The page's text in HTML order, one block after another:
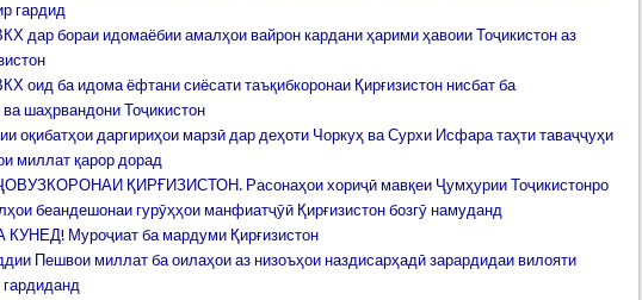
гардид
дар бораи идомаёбии амалҳои вайрон кардани ҳарими ҳавоии Тоҷикистон аз
оид ба идома ёфтани сиёсати таъқибкоронаи Қирғизистон нисбат ба
ва шаҳрвандони Тоҷикистон
оқибатҳои даргириҳои марзӣ дар деҳоти Чоркуҳ ва Сурхи Исфара таҳти таваҷҷуҳи
миллат қарор дорад
ҚИРҒИЗИСТОН. Расонаҳои хориҷӣ мавқеи Ҷумҳурии Тоҷикистонро
беандешонаи гурӯҳҳои манфиатҷӯӣ Қирғизистон бозгӯ намуданд
Муроҷиат ба мардуми Қирғизистон
Пешвои миллат ба оилаҳои аз низоъҳои наздисарҳадӣ зарардидаи вилояти
гардиданд